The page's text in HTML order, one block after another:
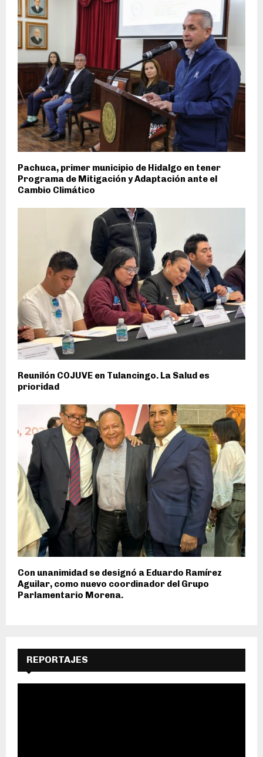
Pachuca, primer municipio de Hidalgo en tener
Programa de Mitigación y Adaptación ante el
Cambio Climático
Reunilón COJUVE en Tulancingo. La Salud es
prioridad
Con unanimidad se designó a Eduardo Ramírez
Aguilar, como nuevo coordinador del Grupo
Parlamentario Morena.
REPORTAJES